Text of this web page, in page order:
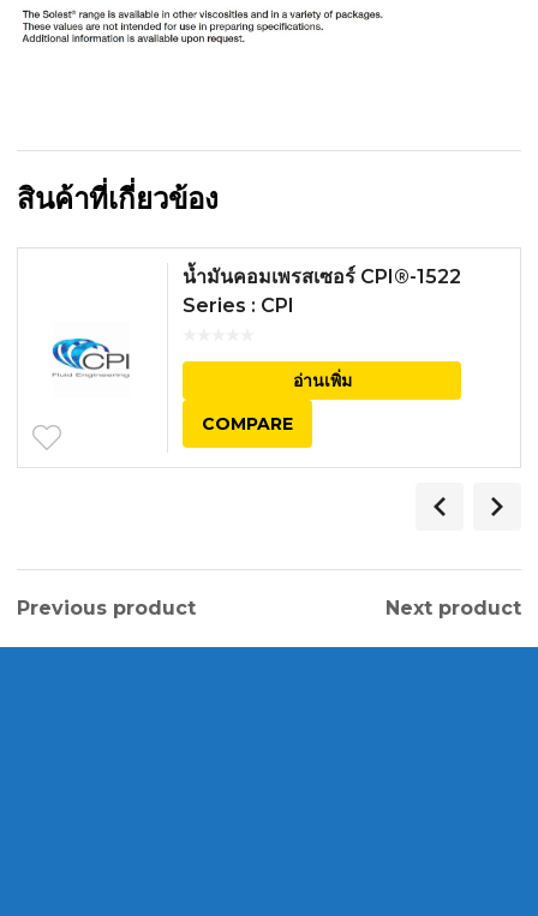
สินค้าที่เกี่ยวข้อง
น้ำมันคอมเพรสเซอร์ CPI®-1522
Series : CPI
อ่านเพิ่ม
COMPARE
Previous product Next product